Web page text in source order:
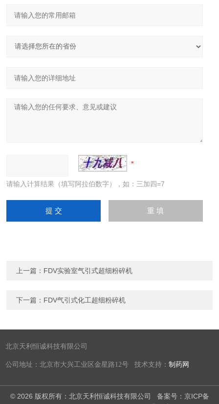
请输入计算结果（填写阿拉伯数字），如：三加四=7
上一篇： FDV实验室气引式超细粉碎机
下一篇： FDV气引式化工超细粉碎机
北京天利恒诚科技有限公司
公司地址：北京市大兴工业区金星路12号 技术支持：制药网
© 2026 版权所有：北京天利恒诚科技有限公司 备案号：京ICP备